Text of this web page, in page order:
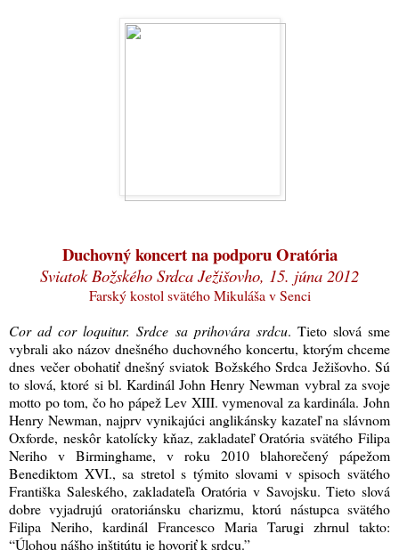
Duchovný koncert na podporu Oratória
Sviatok Božského Srdca Ježišovho, 15. júna 2012
Farský kostol svätého Mikuláša v Senci
Cor ad cor loquitur. Srdce sa prihovára srdcu. Tieto slová sme
vybrali ako názov dnešného duchovného koncertu, ktorým chceme
dnes večer obohatiť dnešný sviatok Božského Srdca Ježišovho. Sú
to slová, ktoré si bl. Kardinál John Henry Newman vybral za svoje
motto po tom, čo ho pápež Lev XIII. vymenoval za kardinála. John
Henry Newman, najprv vynikajúci anglikánsky kazateľ na slávnom
Oxforde, neskôr katolícky kňaz, zakladateľ Oratória svätého Filipa
Neriho v Birminghame, v roku 2010 blahorečený pápežom
Benediktom XVI., sa stretol s týmito slovami v spisoch svätého
Františka Saleského, zakladateľa Oratória v Savojsku. Tieto slová
dobre vyjadrujú oratoriánsku charizmu, ktorú nástupca svätého
Filipa Neriho, kardinál Francesco Maria Tarugi zhrnul takto:
“Úlohou nášho inštitútu je hovoriť k srdcu.”